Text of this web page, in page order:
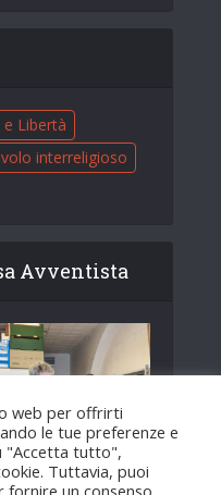
e Libertà
interreligioso
Avventista
web per offrirti
le tue preferenze e
"Accetta tutto",
Tuttavia, puoi
un consenso